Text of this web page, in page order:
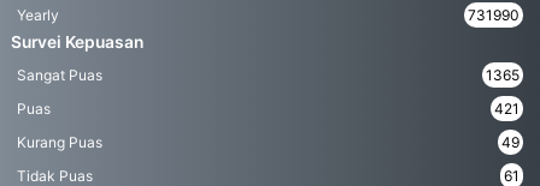
Yearly
731990
Survei Kepuasan
Sangat Puas
1365
Puas
421
Kurang Puas
49
Tidak Puas
61